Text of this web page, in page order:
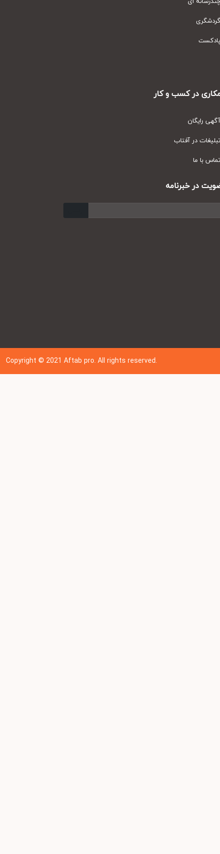
در کسب و کار
رایگان
در آفتاب
با ما
در خبرنامه
Copyright © 202 1Aftab pro. All rights reserved.